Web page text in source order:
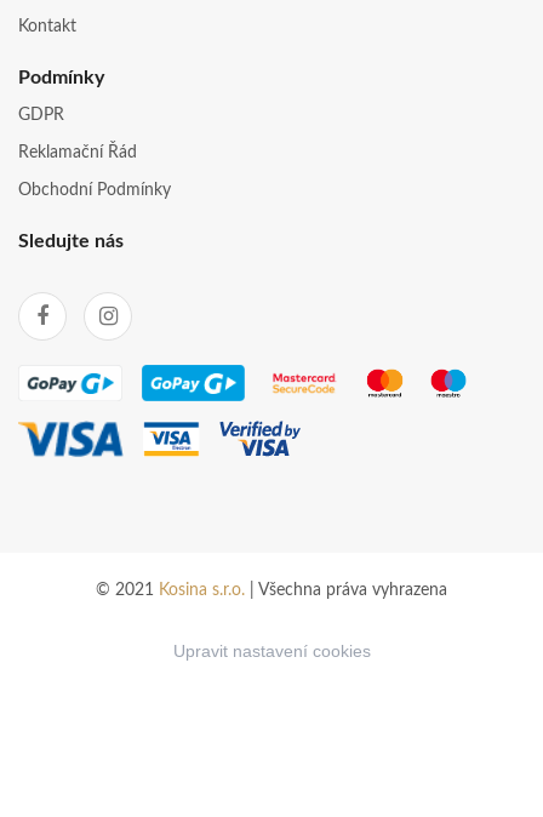
Kontakt
Podmínky
GDPR
Reklamační Řád
Obchodní Podmínky
Sledujte nás
© 2021 Kosina s.r.o. | Všechna práva vyhrazena
Upravit nastavení cookies